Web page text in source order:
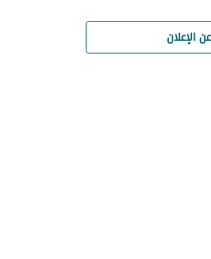
الإعلان